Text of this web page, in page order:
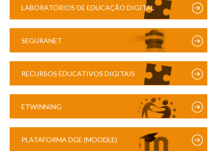
LABORATÓRIOS DE EDUCAÇÃO DIGITAL
SEGURANET
RECURSOS EDUCATIVOS DIGITAIS
ETWINNING
PLATAFORMA DGE (MOODLE)